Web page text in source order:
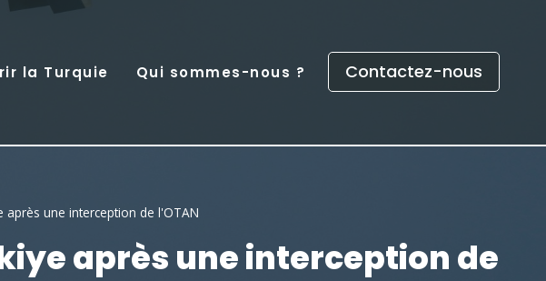
la Turquie Qui sommes-nous ? Contactez-nous
une interception de l'OTAN
après une interception de